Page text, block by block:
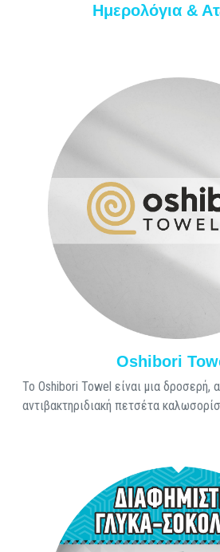
Ημερολόγια &
Oshibori
Το Oshibori Towel είναι μια δροσερή,
αντιβακτηριδιακή πετσέτα